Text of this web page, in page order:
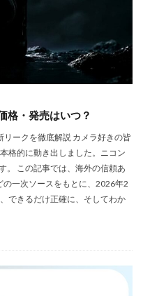
格・発売はいつ？
ークを徹底解説 カメラ好きの皆
格的に動き出しました。ニコン
。 この記事では、海外の信頼あ
一次ソースをもとに、2026年2
できるだけ正確に、そしてわか
iPhone 2024
iPhone 22026
iPhone16
iPhone17
売日
iPhone17 Pro
価格